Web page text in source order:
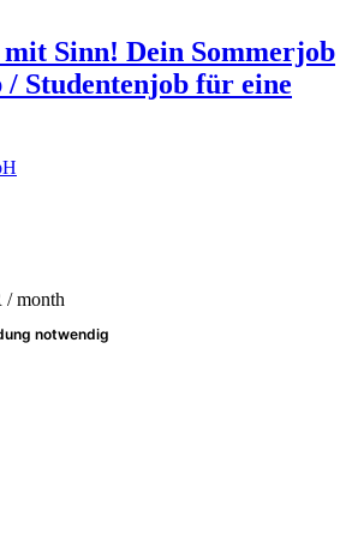
Sinn! Dein Sommerjob
Studentenjob für eine
/ month
notwendig